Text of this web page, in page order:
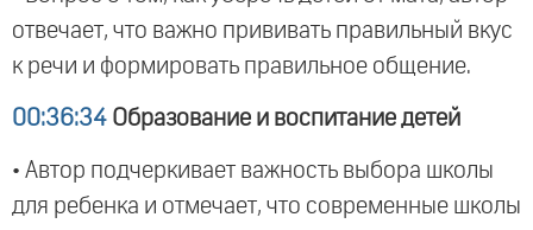
отвечает, что важно прививать правильный вкус
к речи и формировать правильное общение.
00:36:34 Образование и воспитание детей
• Автор подчеркивает важность выбора школы
для ребенка и отмечает, что современные школы